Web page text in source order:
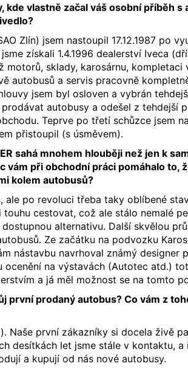
kde vlastně začal váš osobní příběh s
Zlín) jsem nastoupil 17.12.1987 po
získali 1.4.1996 dealerství Iveca
motorů, sklady, karosárnu, kompletaci
autobusů a servis pracovně
jsem byl osloven a vybrán
autobusy a odešel z tehdejší
Teprve po třetí schůzce jsem
přistoupil (s úsměvem).
sahá mnohem hlouběji než jen k
vám při obchodní práci pomáhalo to,
kolem autobusů?
ale po revoluci třeba taky oblíbené
cestovat, což ale stálo nemalé
alternativu. Další skvělou
Ze začátku na podvozku
nástavbu navrhoval známý designer
ocenění na výstavách (Autotec atd.)
a já měl možnost se na tomto
první prodaný autobus? Co vám z
Naše první zákazníky si docela živě
desítkách let jsme stále v kontaktu, a
a kupují od nás nové autobusy.